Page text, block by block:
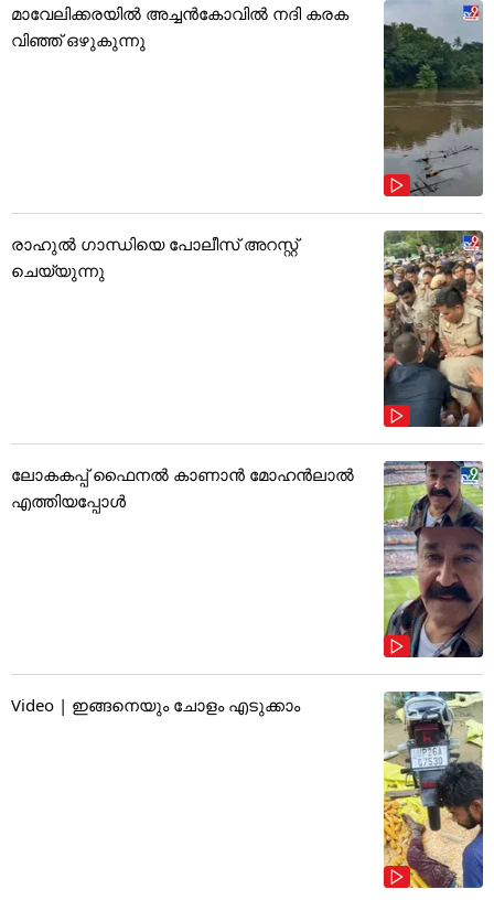
മാവേലിക്കരയിൽ അച്ചൻകോവിൽ നദി കരക
വിഞ്ഞ് ഒഴുകുന്നു
രാഹുൽ ഗാന്ധിയെ പോലീസ് അറസ്റ്റ്
ചെയ്യുന്നു
ലോകകപ്പ് ഫൈനൽ കാണാൻ മോഹൻലാൽ
എത്തിയപ്പോൾ
Video | ഇങ്ങനെയും ചോളം എടുക്കാം